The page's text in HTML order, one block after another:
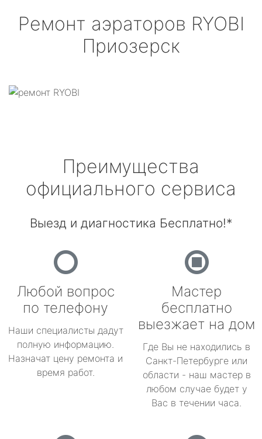
Ремонт аэраторов RYOBI
Приозерск
Преимущества
официального сервиса
Выезд и диагностика Бесплатно!*
Любой вопрос
по телефону
Наши специалисты дадут
полную информацию.
Назначат цену ремонта и
время работ.
Мастер
бесплатно
выезжает на дом
Где Вы не находились в
Санкт-Петербурге или
области - наш мастер в
любом случае будет у
Вас в течении часа.